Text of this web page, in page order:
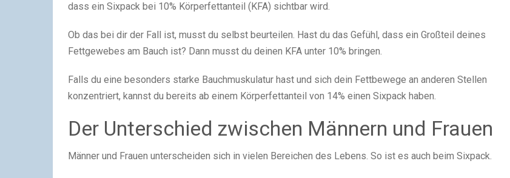
dass ein Sixpack bei 10% Körperfettanteil (KFA) sichtbar wird.
Ob das bei dir der Fall ist, musst du selbst beurteilen. Hast du das Gefühl, dass ein Großteil deines
Fettgewebes am Bauch ist? Dann musst du deinen KFA unter 10% bringen.
Falls du eine besonders starke Bauchmuskulatur hast und sich dein Fettbewege an anderen Stellen
konzentriert, kannst du bereits ab einem Körperfettanteil von 14% einen Sixpack haben.
Der Unterschied zwischen Männern und Frauen
Männer und Frauen unterscheiden sich in vielen Bereichen des Lebens. So ist es auch beim Sixpack.